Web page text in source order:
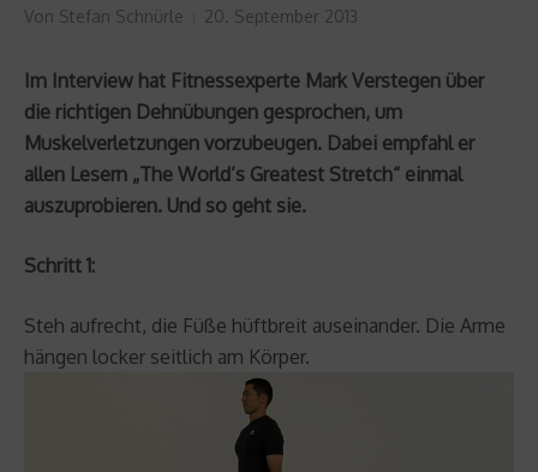
Von Stefan Schnürle 20. September 2013
Im Interview hat Fitnessexperte Mark Verstegen über
die richtigen Dehnübungen gesprochen, um
Muskelverletzungen vorzubeugen. Dabei empfahl er
allen Lesern „The World’s Greatest Stretch“ einmal
auszuprobieren. Und so geht sie.
Schritt 1:
Steh aufrecht, die Füße hüftbreit auseinander. Die Arme
hängen locker seitlich am Körper.